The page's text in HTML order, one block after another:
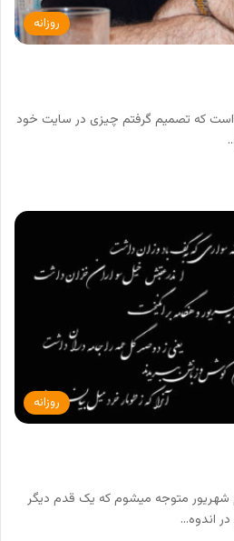
روزانه
که تصمیم گرفتم چیزی در سایت خود
روزانه
شهریور متوجه میشوم که یک قدم دیگر
اندوه…